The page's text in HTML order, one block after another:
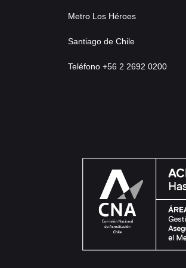
Metro Los Héroes
Santiago de Chile
Teléfono +56 2 2692 0200